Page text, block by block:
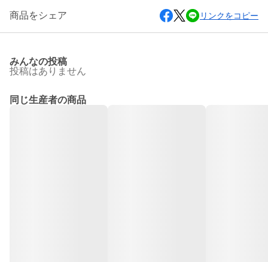
商品をシェア リンクをコピー
みんなの投稿
投稿はありません
同じ生産者の商品